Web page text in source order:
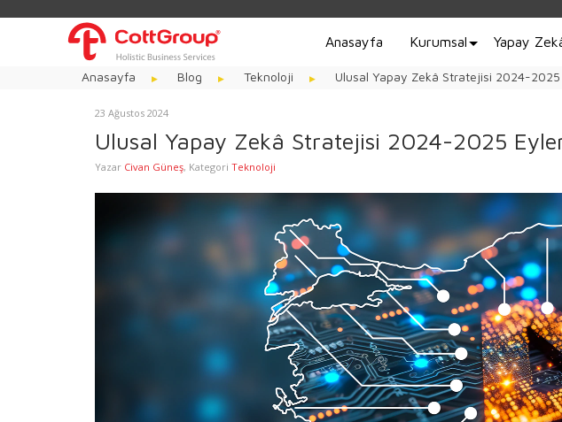
Anasayfa Kurumsal Yapay
Anasayfa Blog Teknoloji Ulusal Yapay Zekâ Stratejisi 2024-2025
23 Ağustos 2024
Ulusal Yapay Zekâ Stratejisi 2024-2025
Yazar Civan Güneş, Kategori Teknoloji